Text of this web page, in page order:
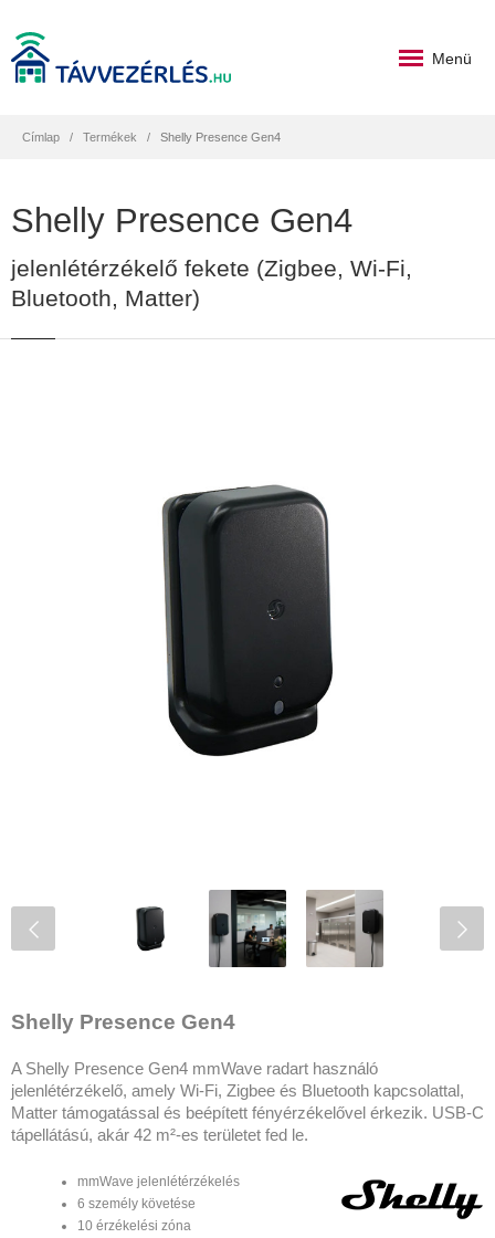
Menü
Címlap Termékek Shelly Presence Gen4
Shelly Presence Gen4
jelenlétérzékelő fekete (Zigbee, Wi-Fi,
Bluetooth, Matter)
Shelly Presence Gen4
A Shelly Presence Gen4 mmWave radart használó
jelenlétérzékelő, amely Wi-Fi, Zigbee és Bluetooth kapcsolattal,
Matter támogatással és beépített fényérzékelővel érkezik. USB-C
tápellátású, akár 42 m²-es területet fed le.
mmWave jelenlétérzékelés
6 személy követése
10 érzékelési zóna